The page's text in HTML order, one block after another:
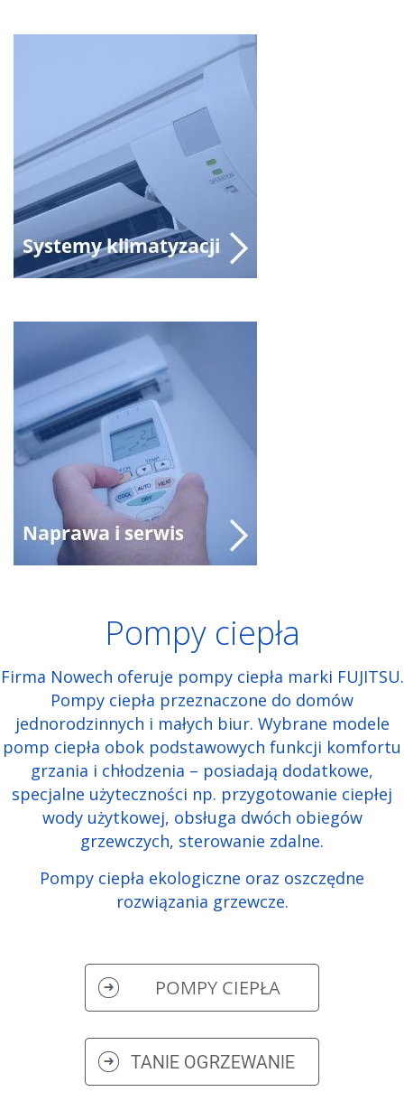
Pompy ciepła
Firma Nowech oferuje pompy ciepła marki FUJITSU.
Pompy ciepła przeznaczone do domów
jednorodzinnych i małych biur. Wybrane modele
pomp ciepła obok podstawowych funkcji komfortu
grzania i chłodzenia – posiadają dodatkowe,
specjalne użyteczności np. przygotowanie ciepłej
wody użytkowej, obsługa dwóch obiegów
grzewczych, sterowanie zdalne.
Pompy ciepła ekologiczne oraz oszczędne
rozwiązania grzewcze.